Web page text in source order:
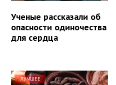
Ученые рассказали об
опасности одиночества
для сердца
ЛУЧШЕЕ